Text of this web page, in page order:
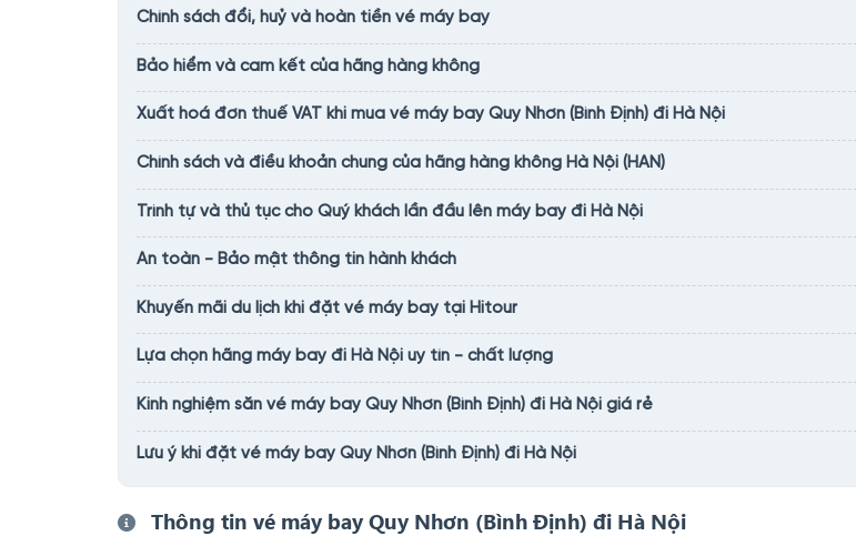
Chính sách đổi, huỷ và hoàn tiền vé máy bay
Bảo hiểm và cam kết của hãng hàng không
Xuất hoá đơn thuế VAT khi mua vé máy bay Quy Nhơn (Bình Định) đi Hà Nội
Chính sách và điều khoản chung của hãng hàng không Hà Nội (HAN)
Trình tự và thủ tục cho Quý khách lần đầu lên máy bay đi Hà Nội
An toàn - Bảo mật thông tin hành khách
Khuyến mãi du lịch khi đặt vé máy bay tại Hitour
Lựa chọn hãng máy bay đi Hà Nội uy tín - chất lượng
Kinh nghiệm săn vé máy bay Quy Nhơn (Bình Định) đi Hà Nội giá rẻ
Lưu ý khi đặt vé máy bay Quy Nhơn (Bình Định) đi Hà Nội
Thông tin vé máy bay Quy Nhơn (Bình Định) đi Hà Nội